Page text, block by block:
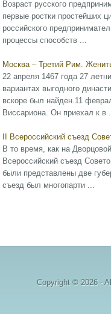
Возраст русского
первые ростки простейших
российского
процессы способств ...
Москва – Третий Рим.
22 апреля 1467 года 27
вариантах выгодного
вскоре был найден.11
Виссариона. Он приехал к в
II Всероссийский съезд
В то время, как на
Всероссийский съезд
были представлены две
съезд был многопарти ...
Copyright © 2026 -